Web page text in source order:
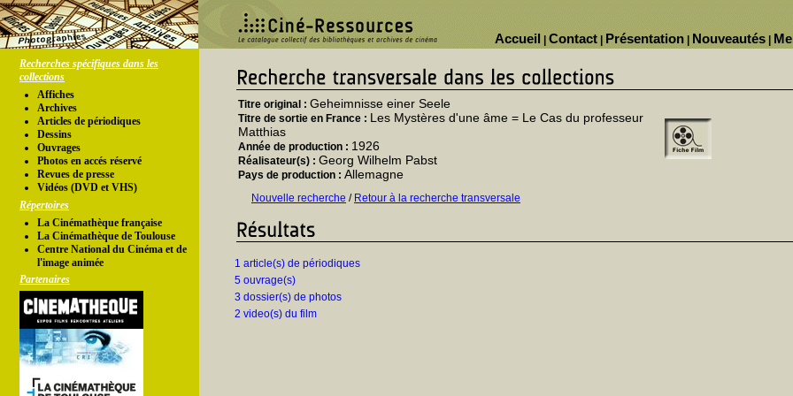
Nouveautés
Présentation
Contact
Accueil
Recherches spécifiques dans les
collections
Affiches
Archives
Articles de périodiques
Dessins
Ouvrages
Photos en accés réservé
Revues de presse
Vidéos (DVD et VHS)
Répertoires
La Cinémathèque française
La Cinémathèque de Toulouse
Centre National du Cinéma et de
l'image animée
Partenaires
Titre original : Geheimnisse einer Seele
Titre de sortie en France : Les Mystères d'une âme = Le Cas du professeur
Matthias
Année de production : 1926
Réalisateur(s) : Georg Wilhelm Pabst
Pays de production : Allemagne
Nouvelle recherche / Retour à la recherche transversale
1 article(s) de périodiques
5 ouvrage(s)
3 dossier(s) de photos
2 video(s) du film